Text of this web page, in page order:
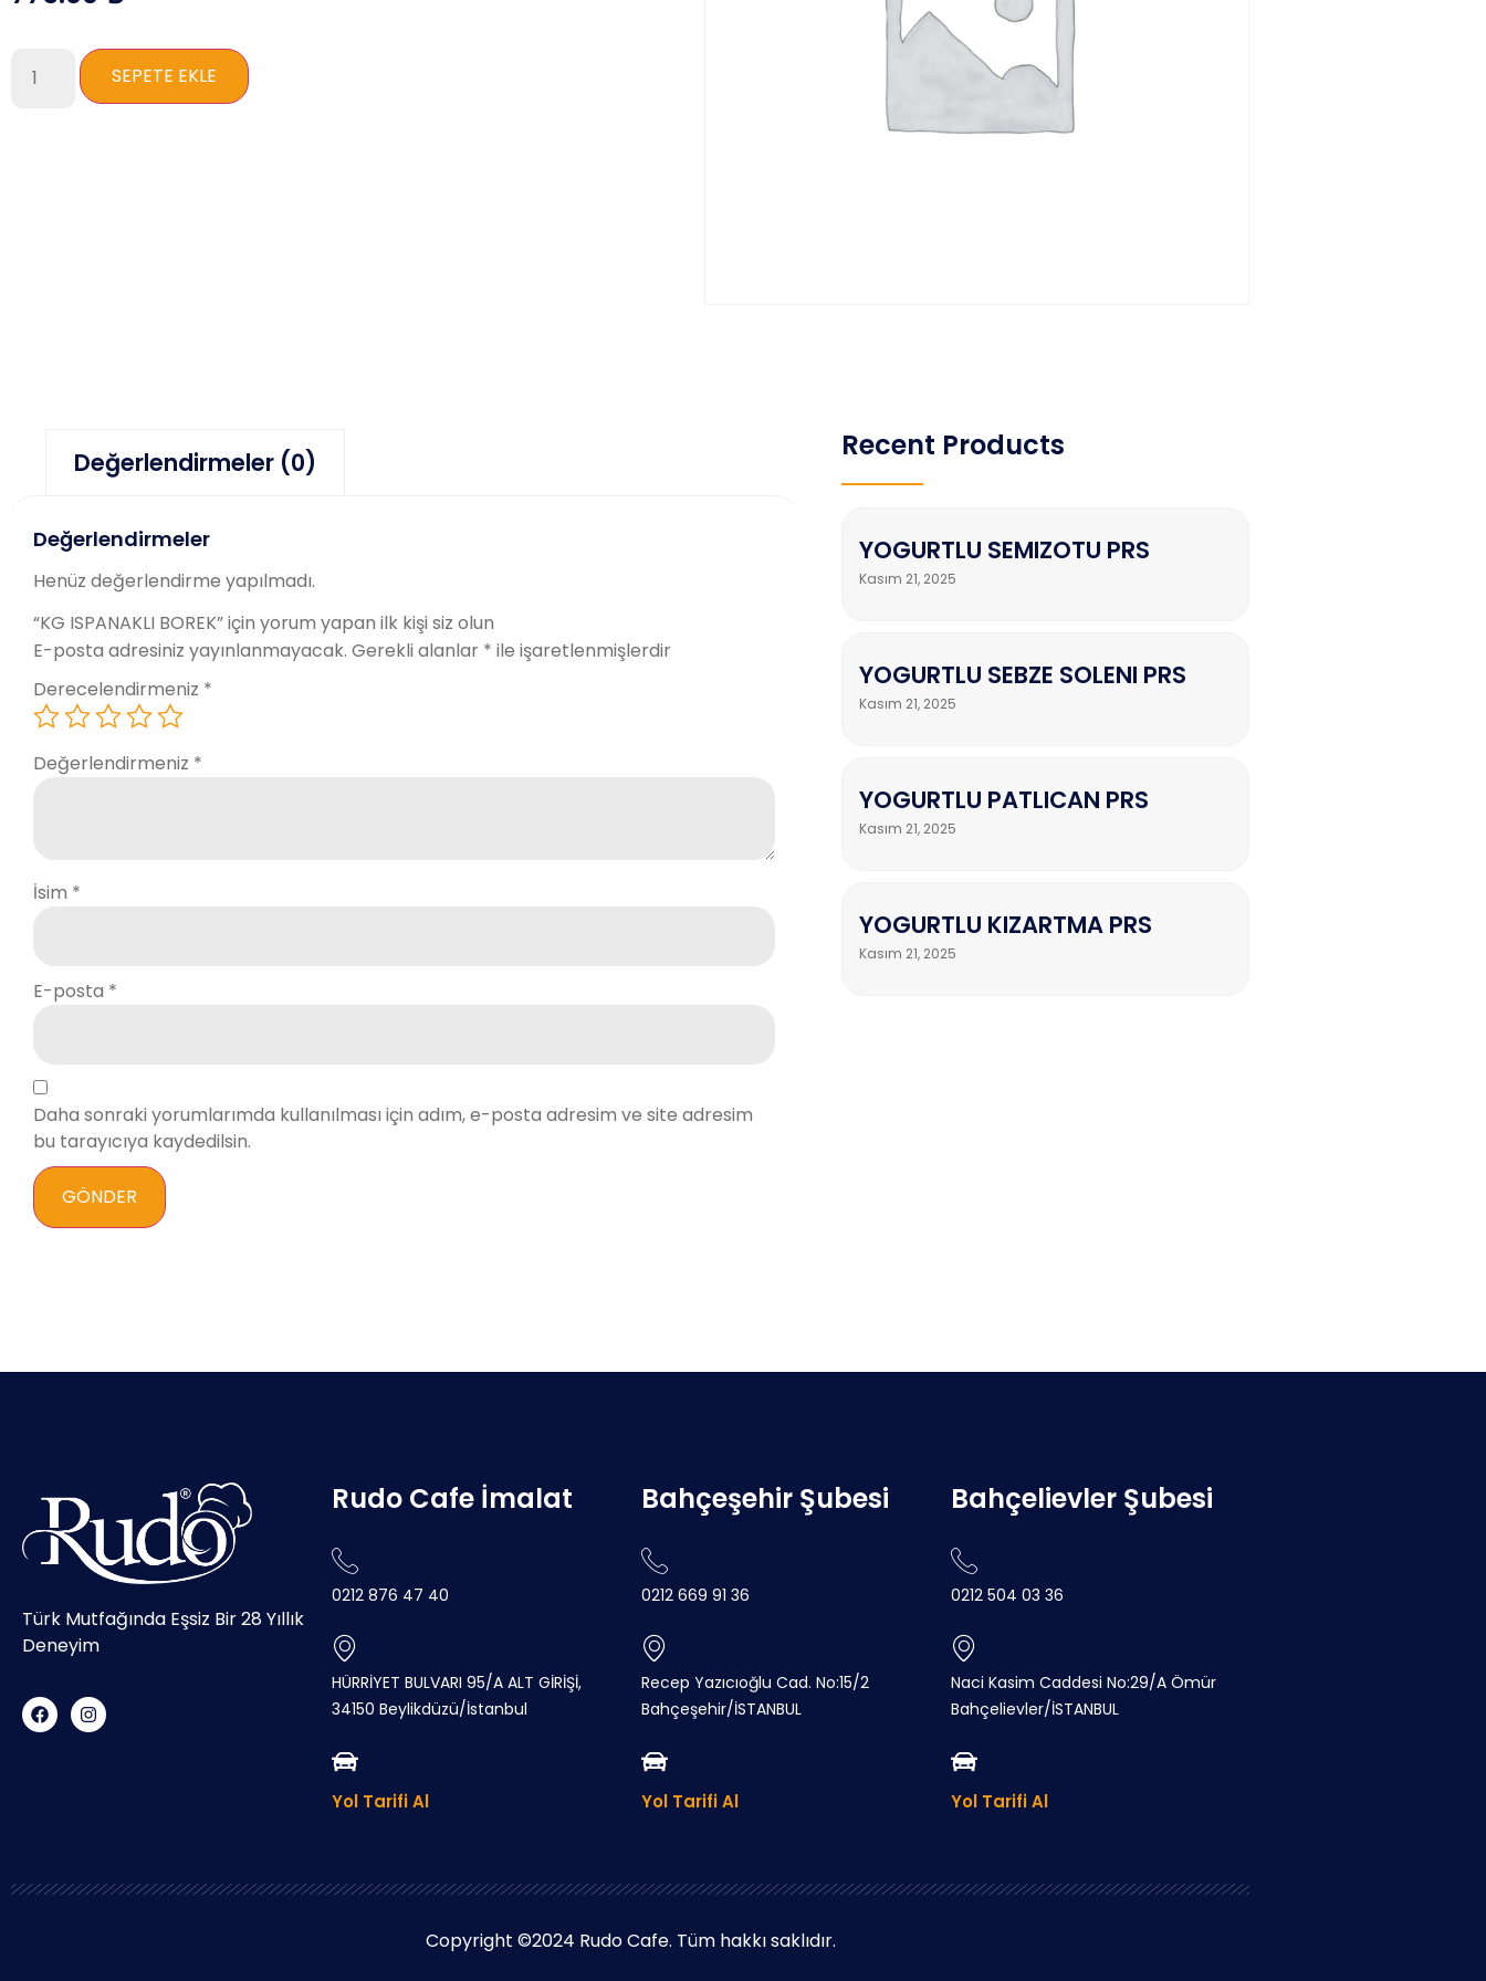
SEPETE EKLE
Değerlendirmeler (0)
Değerlendirmeler
Henüz değerlendirme yapılmadı.
“KG ISPANAKLI BOREK” için yorum yapan ilk kişi siz olun
E-posta adresiniz yayınlanmayacak. Gerekli alanlar * ile işaretlenmişlerdir
Derecelendirmeniz *
Değerlendirmeniz *
İsim *
E-posta *
Daha sonraki yorumlarımda kullanılması için adım, e-posta adresim ve site adresim
bu tarayıcıya kaydedilsin.
Recent Products
YOGURTLU SEMIZOTU PRS
Kasım 21, 2025
YOGURTLU SEBZE SOLENI PRS
Kasım 21, 2025
YOGURTLU PATLICAN PRS
Kasım 21, 2025
YOGURTLU KIZARTMA PRS
Kasım 21, 2025
Türk Mutfağında Eşsiz Bir 28 Yıllık
Deneyim
Rudo Cafe İmalat
0212 876 47 40
HÜRRİYET BULVARI 95/A ALT GİRİŞİ,
34150 Beylikdüzü/İstanbul
Yol Tarifi Al
Bahçeşehir Şubesi
0212 669 91 36
Recep Yazıcıoğlu Cad. No:15/2
Bahçeşehir/İSTANBUL
Yol Tarifi Al
Bahçelievler Şubesi
0212 504 03 36
Naci Kasim Caddesi No:29/A Ömür
Bahçelievler/İSTANBUL
Yol Tarifi Al
Copyright ©2024 Rudo Cafe. Tüm hakkı saklıdır.